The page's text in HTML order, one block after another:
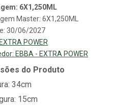
6X1,250ML
Master: 6X1,250ML
30/06/2027
EXTRA POWER
EBBA - EXTRA POWER
do Produto
34cm
15cm